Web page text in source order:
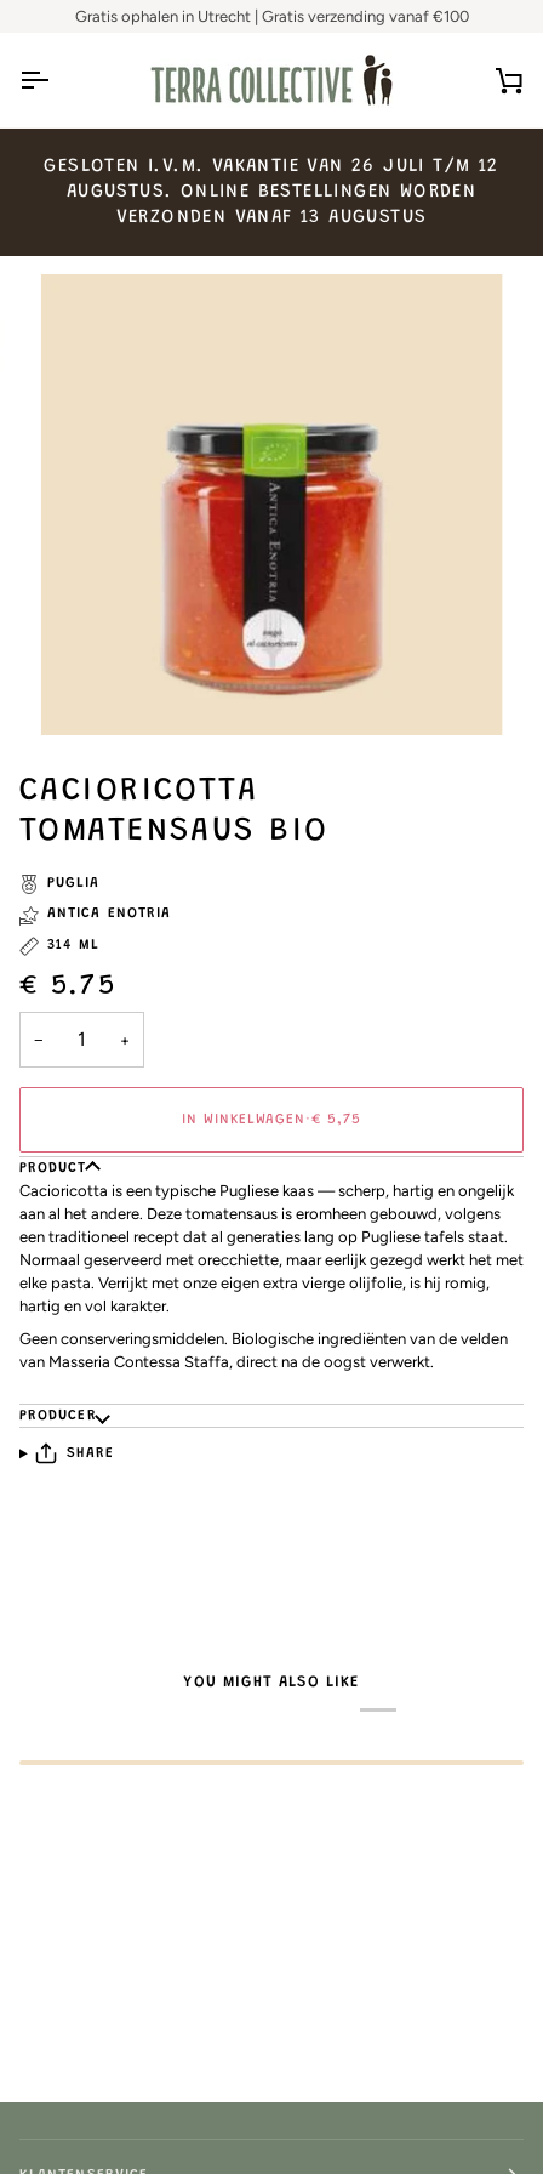
Gratis ophalen in Utrecht | Gratis verzending vanaf €100
GESLOTEN I.V.M. VAKANTIE VAN 26 JULI T/M 12
AUGUSTUS.
ONLINE BESTELLINGEN
WORDEN
VERZONDEN VANAF 13 AUGUSTUS
CACIORICOTTA
TOMATENSAUS BIO
PUGLIA
ANTICA ENOTRIA
314 ML
€ 5.75
− +
IN WINKELWAGEN •€ 5,75
PRODUCT
Cacioricotta is een typische Pugliese kaas — scherp, hartig en ongelijk
aan al het andere. Deze tomatensaus is eromheen gebouwd, volgens
een traditioneel recept dat al generaties lang op Pugliese tafels staat.
Normaal geserveerd met orecchiette, maar eerlijk gezegd werkt het met
elke pasta. Verrijkt met onze eigen extra vierge olijfolie, is hij romig,
hartig en vol karakter.
Geen conserveringsmiddelen. Biologische ingrediënten van de velden
van Masseria Contessa Staffa, direct na de oogst verwerkt.
PRODUCER
SHARE
YOU MIGHT ALSO LIKE